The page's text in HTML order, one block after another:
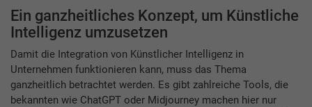
Ein ganzheitliches Konzept, um Künstliche
Intelligenz umzusetzen
Damit die Integration von Künstlicher Intelligenz in
Unternehmen funktionieren kann, muss das Thema
ganzheitlich betrachtet werden. Es gibt zahlreiche Tools, die
bekannten wie ChatGPT oder Midjourney machen hier nur